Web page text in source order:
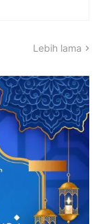
Lebih lama